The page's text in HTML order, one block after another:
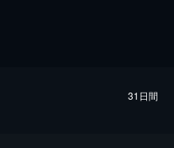
31日間